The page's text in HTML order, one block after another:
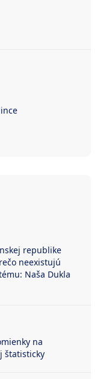
republike
neexistujú
Naša Dukla
na
štatisticky